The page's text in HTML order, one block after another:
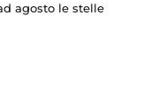
agosto le stelle